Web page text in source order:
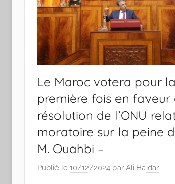
Le Maroc votera pour la
première fois en faveur
résolution de l’ONU
moratoire sur la peine
M. Ouahbi –
Publié le 10/12/2024 par Ali Haidar